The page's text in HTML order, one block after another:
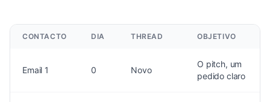
CONTACTO DIA THREAD OBJETIVO
Email 1 0 Novo
O pitch, um
pedido claro